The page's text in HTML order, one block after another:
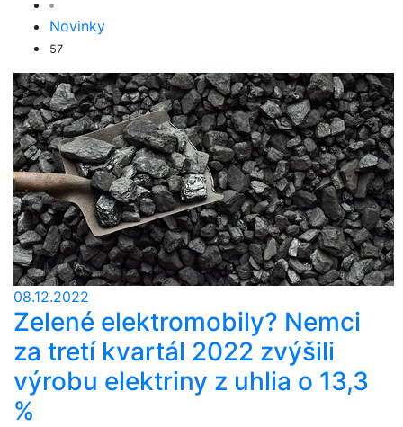
Novinky
57
08.12.2022
Zelené elektromobily? Nemci
za tretí kvartál 2022 zvýšili
výrobu elektriny z uhlia o 13,3
%